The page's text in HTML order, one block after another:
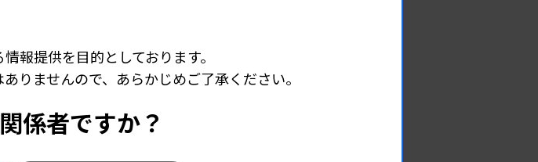
ーカーを用
ほか、欧州を
いる。
る。また、デ
キット」
報提供を目的としております。
りませんので、あらかじめご了承ください。
係者ですか？